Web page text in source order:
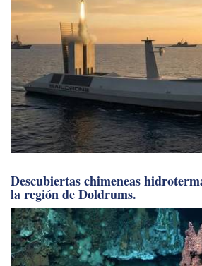
Descubiertas chimeneas
la región de Doldrums.